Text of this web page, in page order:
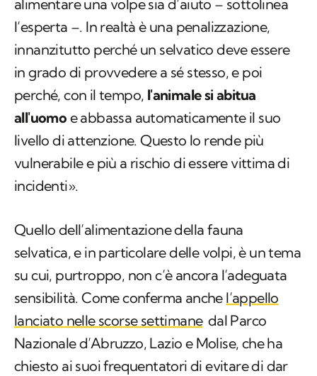
alimentare una volpe sia d’aiuto – sottolinea
l’esperta –. In realtà è una penalizzazione,
innanzitutto perché un selvatico deve essere
in grado di provvedere a sé stesso, e poi
perché, con il tempo, l'animale si abitua
all'uomo e abbassa automaticamente il suo
livello di attenzione. Questo lo rende più
vulnerabile e più a rischio di essere vittima di
incidenti».
Quello dell’alimentazione della fauna
selvatica, e in particolare delle volpi, è un tema
su cui, purtroppo, non c’è ancora l’adeguata
sensibilità. Come conferma anche l’appello
lanciato nelle scorse settimane dal Parco
Nazionale d’Abruzzo, Lazio e Molise, che ha
chiesto ai suoi frequentatori di evitare di dar